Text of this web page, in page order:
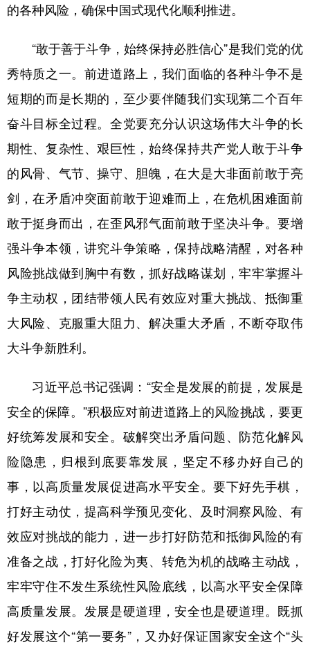
的各种风险，确保中国式现代化顺利推进。
“敢于善于斗争，始终保持必胜信心”是我们党的优
秀特质之一。前进道路上，我们面临的各种斗争不是
短期的而是长期的，至少要伴随我们实现第二个百年
奋斗目标全过程。全党要充分认识这场伟大斗争的长
期性、复杂性、艰巨性，始终保持共产党人敢于斗争
的风骨、气节、操守、胆魄，在大是大非面前敢于亮
剑，在矛盾冲突面前敢于迎难而上，在危机困难面前
敢于挺身而出，在歪风邪气面前敢于坚决斗争。要增
强斗争本领，讲究斗争策略，保持战略清醒，对各种
风险挑战做到胸中有数，抓好战略谋划，牢牢掌握斗
争主动权，团结带领人民有效应对重大挑战、抵御重
大风险、克服重大阻力、解决重大矛盾，不断夺取伟
大斗争新胜利。
习近平总书记强调：“安全是发展的前提，发展是
安全的保障。”积极应对前进道路上的风险挑战，要更
好统筹发展和安全。破解突出矛盾问题、防范化解风
险隐患，归根到底要靠发展，坚定不移办好自己的
事，以高质量发展促进高水平安全。要下好先手棋，
打好主动仗，提高科学预见变化、及时洞察风险、有
效应对挑战的能力，进一步打好防范和抵御风险的有
准备之战，打好化险为夷、转危为机的战略主动战，
牢牢守住不发生系统性风险底线，以高水平安全保障
高质量发展。发展是硬道理，安全也是硬道理。既抓
好发展这个“第一要务”，又办好保证国家安全这个“头